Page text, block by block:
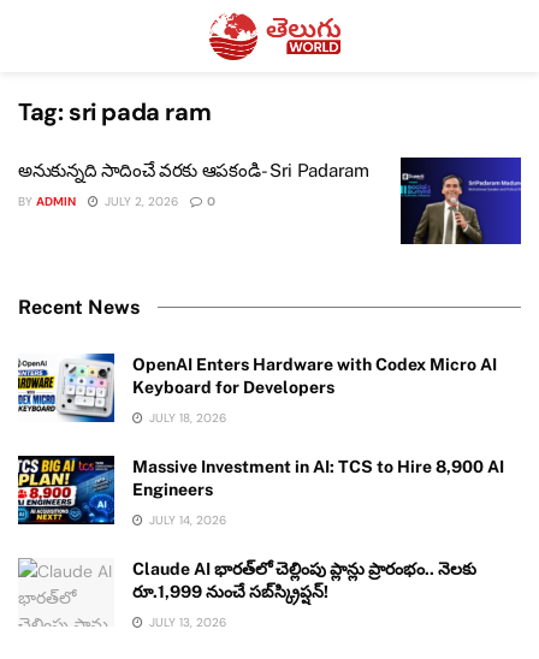
Tag:sri pada ram
అనుకున్నది సాదించే వరకు ఆపకండి- Sri Padaram
BY ADMIN JULY 2, 2026 0
Recent News
OpenAI Enters Hardware with Codex Micro AI
Keyboard for Developers
JULY 18, 2026
Massive Investment in AI: TCS to Hire 8,900 AI
Engineers
JULY 14, 2026
Claude AI భారత్‌లో చెల్లింపు ప్లాన్లు ప్రారంభం.. నెలకు
రూ.1,999 నుంచే సబ్‌స్క్రిప్షన్!
JULY 13, 2026